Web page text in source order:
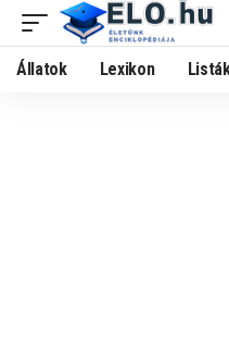
Állatok Lexikon